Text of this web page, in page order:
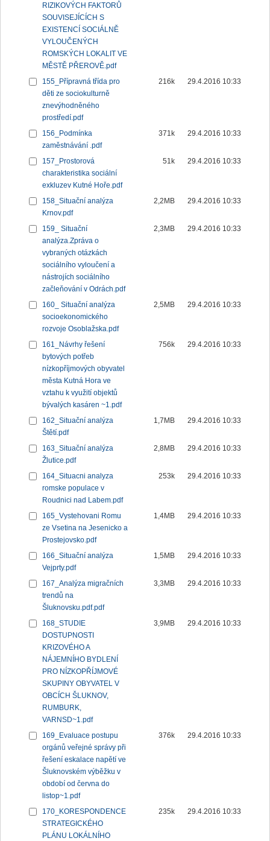
RIZIKOVÝCH FAKTORŮ
SOUVISEJÍCÍCH S
EXISTENCÍ SOCIÁLNĚ
VYLOUČENÝCH
ROMSKÝCH LOKALIT VE
MĚSTĚ PŘEROVĚ.pdf
155_Přípravná třída pro
děti ze sociokulturně
znevýhodněného
prostředí.pdf
216k 29.4.2016 10:33
156_Podmínka
zaměstnávání .pdf
371k 29.4.2016 10:33
157_Prostorová
charakteristika sociální
exkluzev Kutné Hoře.pdf
51k 29.4.2016 10:33
158_Situační analýza
Krnov.pdf
2,2MB 29.4.2016 10:33
159_ Situační
analýza.Zpráva o
vybraných otázkách
sociálního vyloučení a
nástrojích sociálního
začleňování v Odrách.pdf
2,3MB 29.4.2016 10:33
160_ Situační analýza
socioekonomického
rozvoje Osoblažska.pdf
2,5MB 29.4.2016 10:33
161_Návrhy řešení
bytových potřeb
nízkopříjmových obyvatel
města Kutná Hora ve
vztahu k využití objektů
bývalých kasáren ~1.pdf
756k 29.4.2016 10:33
162_Situační analýza
Štětí.pdf
1,7MB 29.4.2016 10:33
163_Situační analýza
Žlutice.pdf
2,8MB 29.4.2016 10:33
164_Situacni analyza
romske populace v
Roudnici nad Labem.pdf
253k 29.4.2016 10:33
165_Vystehovani Romu
ze Vsetina na Jesenicko a
Prostejovsko.pdf
1,4MB 29.4.2016 10:33
166_Situační analýza
Vejprty.pdf
1,5MB 29.4.2016 10:33
167_Analýza migračních
trendů na
Šluknovsku.pdf.pdf
3,3MB 29.4.2016 10:33
168_STUDIE
DOSTUPNOSTI
KRIZOVÉHO A
NÁJEMNÍHO BYDLENÍ
PRO NÍZKOPŘÍJMOVÉ
SKUPINY OBYVATEL V
OBCÍCH ŠLUKNOV,
RUMBURK,
VARNSD~1.pdf
3,9MB 29.4.2016 10:33
169_Evaluace postupu
orgánů veřejné správy při
řešení eskalace napětí ve
Šluknovském výběžku v
období od června do
listop~1.pdf
376k 29.4.2016 10:33
170_KORESPONDENCE
STRATEGICKÉHO
PLÁNU LOKÁLNÍHO
235k 29.4.2016 10:33